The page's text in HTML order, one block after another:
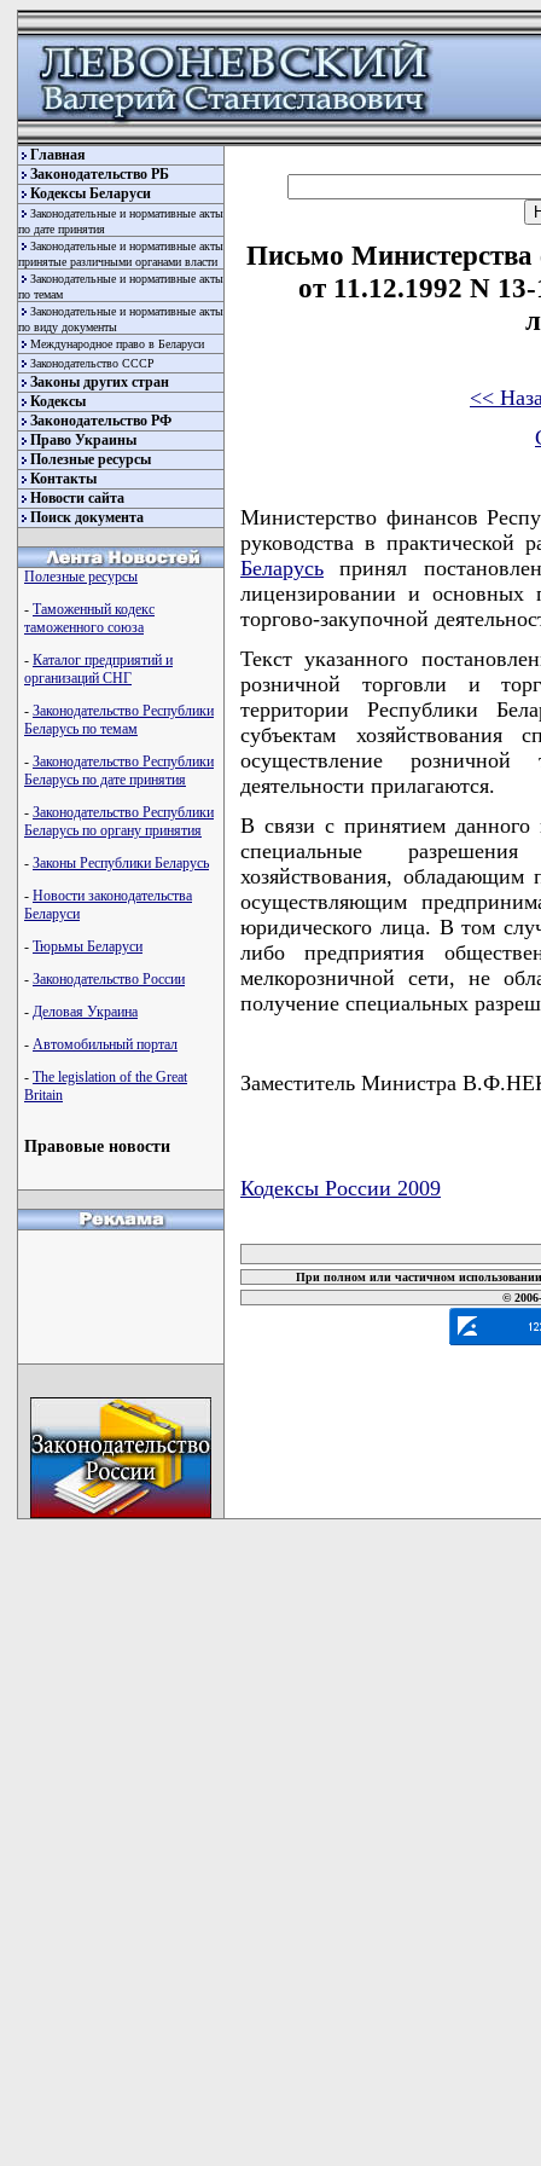
Главная
Законодательство РБ
Кодексы Беларуси
Законодательные и нормативные акты
по дате принятия
Законодательные и нормативные акты
принятые различными органами власти
Законодательные и нормативные акты
по темам
Законодательные и нормативные акты
по виду документы
Международное право в Беларуси
Законодательство СССР
Законы других стран
Кодексы
Законодательство РФ
Право Украины
Полезные ресурсы
Контакты
Новости сайта
Поиск документа
Полезные ресурсы
- Таможенный кодекс
таможенного союза
- Каталог предприятий и
организаций СНГ
- Законодательство Республики
Беларусь по темам
- Законодательство Республики
Беларусь по дате принятия
- Законодательство Республики
Беларусь по органу принятия
- Законы Республики Беларусь
- Новости законодательства
Беларуси
- Тюрьмы Беларуси
- Законодательство России
- Деловая Украина
- Автомобильный портал
- The legislation of the Great
Britain
Правовые новости
Письмо Министерства
от 11.12.1992 N
<<
Министерство финансов
руководства в практической
Беларусь принял
лицензировании и основных
торгово-закупочной
Текст указанного
розничной торговли и
территории Республики
субъектам хозяйствования
осуществление розничной
деятельности прилагаются.
В связи с принятием данного
специальные
хозяйствования,
осуществляющим
юридического лица. В том
либо предприятия
мелкорозничной сети, не
получение специальных
Заместитель Министра
Кодексы России 2009
При полном или частичном
©